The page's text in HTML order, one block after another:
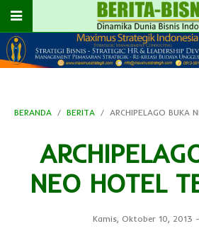
BERANDA BERITA ARCHIPELAGO BUKA
NEO HOTEL
Kamis, Oktober 10, 2013 -